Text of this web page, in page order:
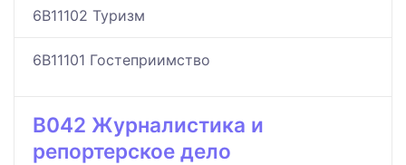
6B11102 Туризм
6B11101 Гостеприимство
B042 Журналистика и
репортерское дело